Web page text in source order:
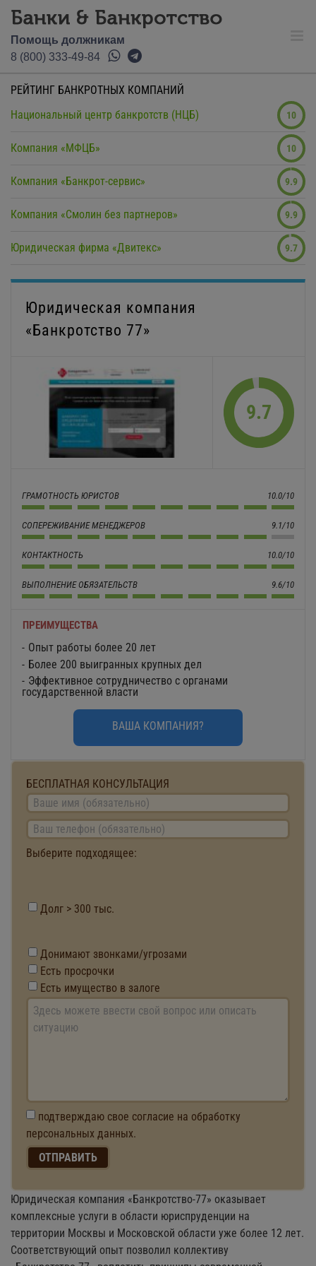
Помощь должникам
8 (800) 333-49-84
РЕЙТИНГ БАНКРОТНЫХ КОМПАНИЙ
Национальный центр банкротств (НЦБ)
10
Компания «МФЦБ» 10
Компания «Банкрот-сервис» 9.9
Компания «Смолин без партнеров» 9.9
Юридическая фирма «Двитекс» 9.7
Юридическая компания
«Банкротство 77»
9.7
ГРАМОТНОСТЬ ЮРИСТОВ 10.0/10
СОПЕРЕЖИВАНИЕ МЕНЕДЖЕРОВ 9.1/10
КОНТАКТНОСТЬ 10.0/10
ВЫПОЛНЕНИЕ ОБЯЗАТЕЛЬСТВ 9.6/10
ПРЕИМУЩЕСТВА
Опыт работы более 20 лет
Более 200 выигранных крупных дел
Эффективное сотрудничество с органами
государственной власти
ВАША КОМПАНИЯ?
БЕСПЛАТНАЯ КОНСУЛЬТАЦИЯ
Выберите подходящее:
Долг > 300 тыс.
Донимают звонками/угрозами
Есть просрочки
Есть имущество в залоге
подтверждаю свое согласие на обработку
персональных данных.
Юридическая компания «Банкротство-77» оказывает
комплексные услуги в области юриспруденции на
территории Москвы и Московской области уже более 12 лет.
Соответствующий опыт позволил коллективу